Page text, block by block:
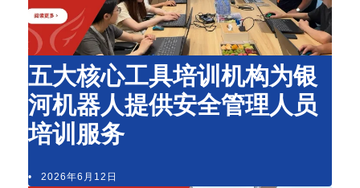
五大核心工具培训机构为银
河机器人提供安全管理人员
培训服务
• 2026年6月12日